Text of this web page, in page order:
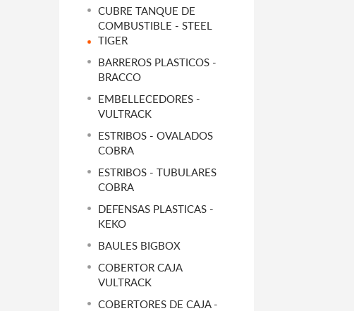
CUBRE TANQUE DE
COMBUSTIBLE - STEEL
TIGER
BARREROS PLASTICOS -
BRACCO
EMBELLECEDORES -
VULTRACK
ESTRIBOS - OVALADOS
COBRA
ESTRIBOS - TUBULARES
COBRA
DEFENSAS PLASTICAS -
KEKO
BAULES BIGBOX
COBERTOR CAJA
VULTRACK
COBERTORES DE CAJA -